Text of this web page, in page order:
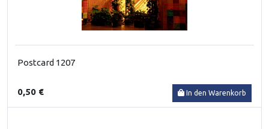
Postcard 1207
0,50 € In den Warenkorb